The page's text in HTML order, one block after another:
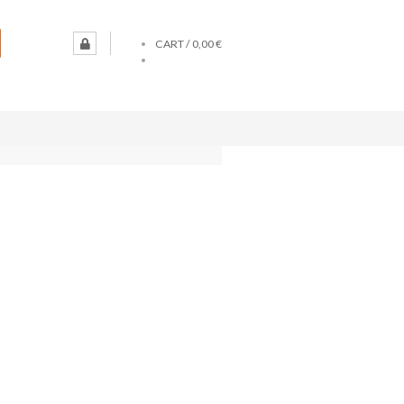
CART / 0,00 €